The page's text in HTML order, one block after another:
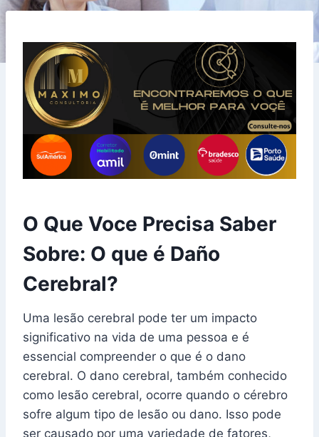
O Que Voce Precisa Saber
Sobre: O que é Daño
Cerebral?
Uma lesão cerebral pode ter um impacto
significativo na vida de uma pessoa e é
essencial compreender o que é o dano
cerebral. O dano cerebral, também conhecido
como lesão cerebral, ocorre quando o cérebro
sofre algum tipo de lesão ou dano. Isso pode
ser causado por uma variedade de fatores,